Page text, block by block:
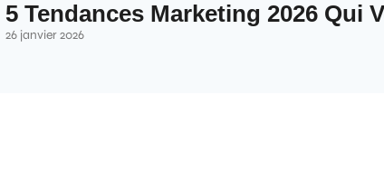
5 Tendances Marketing 2026 Qui
26 janvier 2026